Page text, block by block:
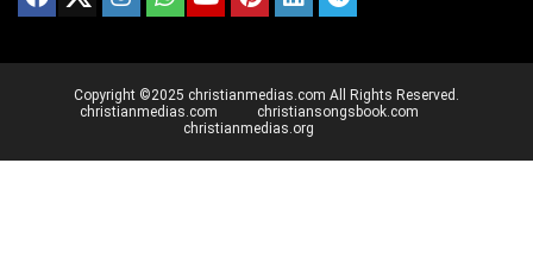
Copyright ©2025 christianmedias.com All Rights Reserved.
christianmedias.com
christiansongsbook.com
christianmedias.org